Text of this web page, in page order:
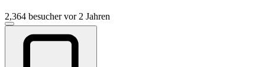
2,364 besucher vor 2 Jahren